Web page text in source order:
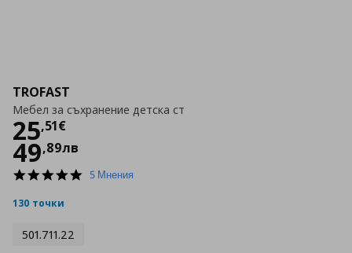
TROFAST
Мебел за съхранение детска ст
25,51€
Цена
49,89лв
4.8
5 Мнения
130 точки
501.711.22